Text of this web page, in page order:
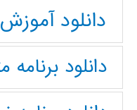
دانلود
دانلود برنامه